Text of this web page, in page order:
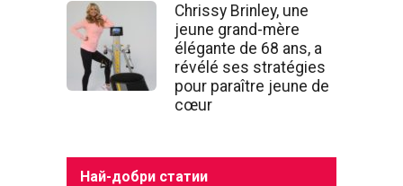
Chrissy Brinley, une
jeune grand-mère
élégante de 68 ans, a
révélé ses stratégies
pour paraître jeune de
cœur
Най-добри статии